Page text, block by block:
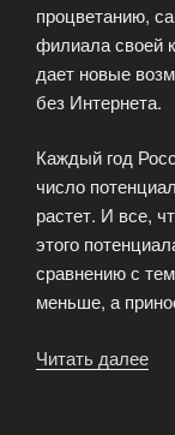
процветанию,
филиала своей
дает новые
без Интернета.
Каждый год
число
растет. И все,
этого
сравнению с
меньше, а
Читать далее